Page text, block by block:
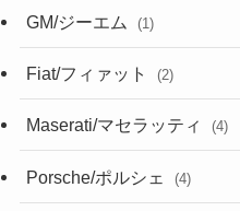
GM/ジーエム (1)
Fiat/フィァット (2)
Maserati/マセラッティ (4)
Porsche/ポルシェ (4)